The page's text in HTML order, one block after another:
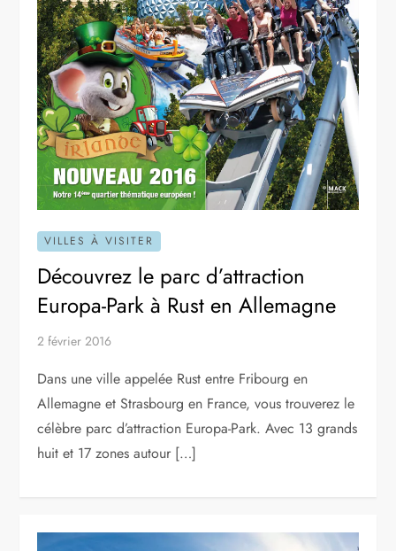
VILLES À VISITER
Découvrez le parc d’attraction
Europa-Park à Rust en Allemagne
2 février 2016
Dans une ville appelée Rust entre Fribourg en
Allemagne et Strasbourg en France, vous trouverez le
célèbre parc d’attraction Europa-Park. Avec 13 grands
huit et 17 zones autour […]